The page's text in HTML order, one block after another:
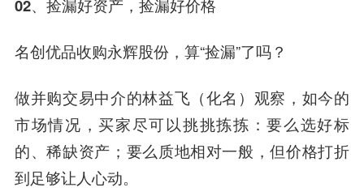
02、捡漏好资产，捡漏好价格
名创优品收购永辉股份，算“捡漏”了吗？
做并购交易中介的林益飞（化名）观察，如今的
市场情况，买家尽可以挑挑拣拣：要么选好标
的、稀缺资产； 要么质地相对一般，但价格打折
到足够让人心动。